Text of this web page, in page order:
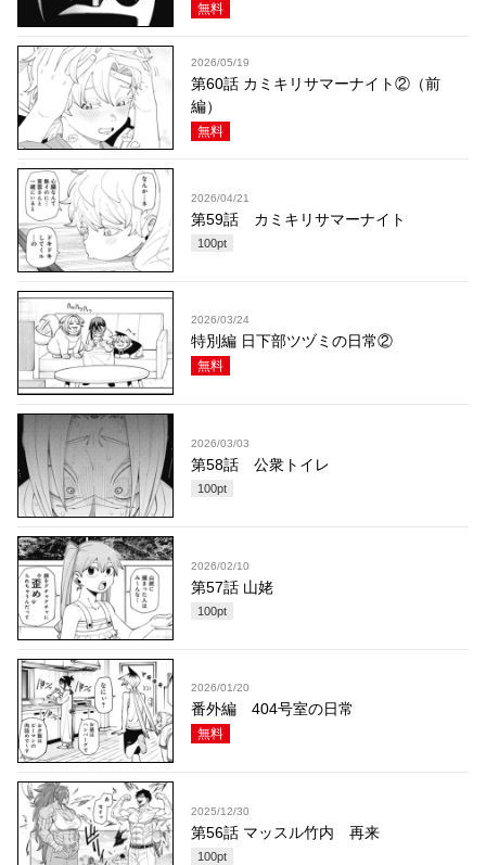
無料
2026/05/19
第60話 カミキリサマーナイト②（前
編）
無料
2026/04/21
第59話 カミキリサマーナイト
100pt
2026/03/24
特別編 日下部ツヅミの日常②
無料
2026/03/03
第58話 公衆トイレ
100pt
2026/02/10
第57話 山姥
100pt
2026/01/20
番外編 404号室の日常
無料
2025/12/30
第56話 マッスル竹内 再来
100pt